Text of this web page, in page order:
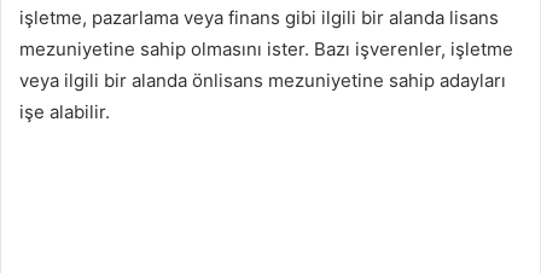
işletme, pazarlama veya finans gibi ilgili bir alanda lisans
mezuniyetine sahip olmasını ister. Bazı işverenler, işletme
veya ilgili bir alanda önlisans mezuniyetine sahip adayları
işe alabilir.